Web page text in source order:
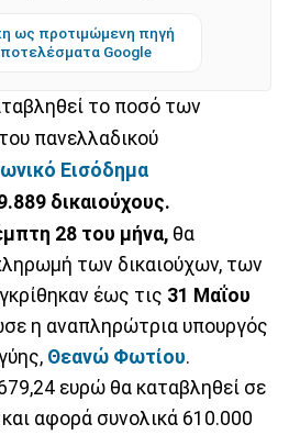
ως προτιμώμενη πηγή
Google
το ποσό των
του πανελλαδικού
Εισόδημα
δικαιούχους.
28 του μήνα, θα
των δικαιούχων, των
έως τις 31 Μαΐου
η αναπληρώτρια υπουργός
Θεανώ Φωτίου.
ευρώ θα καταβληθεί σε
αφορά συνολικά 610.000